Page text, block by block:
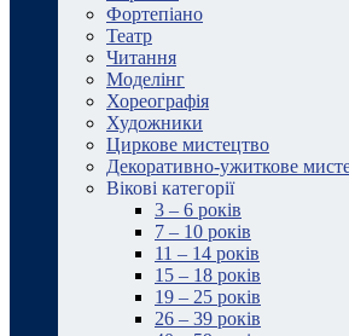
Фортепіано
Театр
Читання
Моделінг
Хореографія
Художники
Циркове мистецтво
Декоративно-ужиткове
Вікові категорії
3 – 6 років
7 – 10 років
11 – 14 років
15 – 18 років
19 – 25 років
26 – 39 років